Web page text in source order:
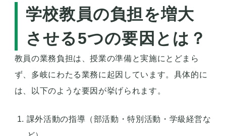
学校教員の負担を増大
させる5つの要因とは？
教員の業務負担は、授業の準備と実施にとどまら
ず、多岐にわたる業務に起因しています。具体的に
は、以下のような要因が挙げられます。
課外活動の指導（部活動・特別活動・学級経営な